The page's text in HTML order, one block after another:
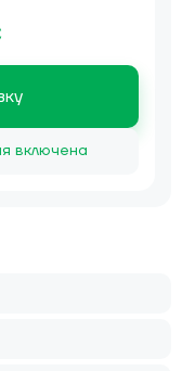
включена